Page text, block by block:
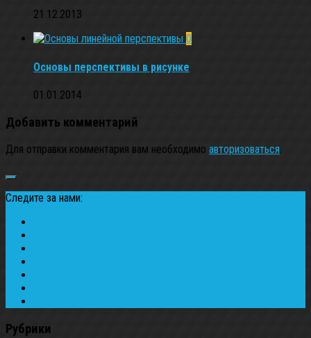
21.12.2013
0
Основы перспективы в рисунке
01.01.2014
Добавить комментарий
Для отправки комментария вам необходимо авторизоваться.
Следите за нами:
Рубрики